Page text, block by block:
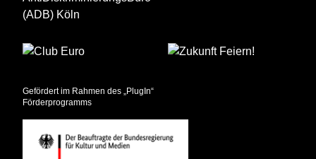
Gefördert im Rahmen des „PlugIn“
Förderprogramms